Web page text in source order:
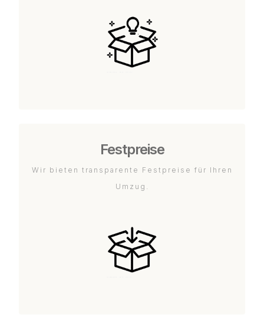
Festpreise
Wir bieten transparente Festpreise für Ihren
Umzug.